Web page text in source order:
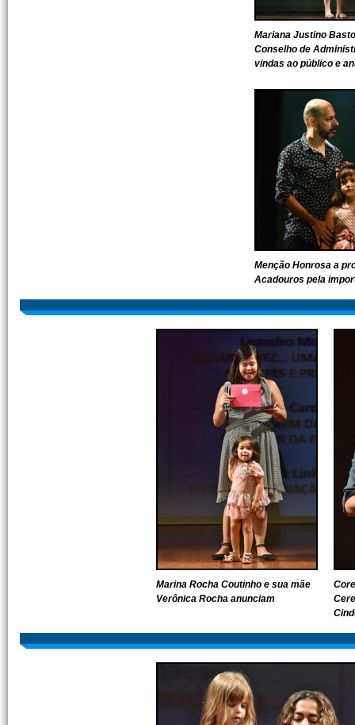
Mariana Justino
Conselho de
vindas ao público e
Menção Honrosa a
Acadouros pela
Marina Rocha Coutinho e sua mãe
Verônica Rocha anunciam